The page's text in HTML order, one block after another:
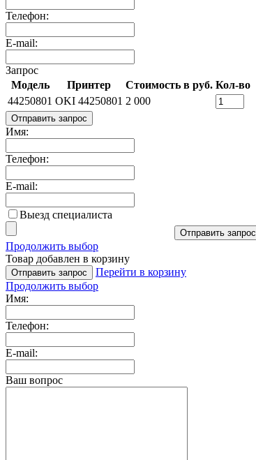
Телефон:
E-mail:
Запрос
Модель
Принтер Стоимость в руб. Кол-во
44250801 OKI 44250801 2 000
Отправить запрос
Имя:
Телефон:
E-mail:
Выезд специалиста
Отправить запрос
Продолжить выбор
Товар добавлен в корзину
Отправить запрос
Перейти в корзину
Продолжить выбор
Имя:
Телефон:
E-mail:
Ваш вопрос